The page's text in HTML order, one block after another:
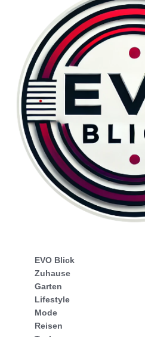
EVO Blick
Zuhause
Garten
Lifestyle
Mode
Reisen